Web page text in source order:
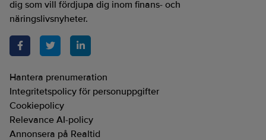
dig som vill fördjupa dig inom finans- och
näringslivsnyheter.
Hantera prenumeration
Integritetspolicy för personuppgifter
Cookiepolicy
Relevance AI-policy
Annonsera på Realtid